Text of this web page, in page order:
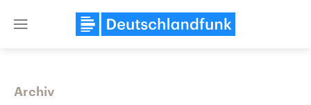
Close
Archiv